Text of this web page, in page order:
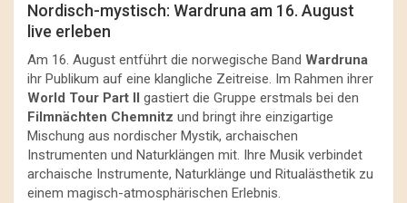
Nordisch-mystisch: Wardruna am 16. August
live erleben
Am 16. August entführt die norwegische Band Wardruna
ihr Publikum auf eine klangliche Zeitreise. Im Rahmen ihrer
World Tour Part II gastiert die Gruppe erstmals bei den
Filmnächten Chemnitz und bringt ihre einzigartige
Mischung aus nordischer Mystik, archaischen
Instrumenten und Naturklängen mit. Ihre Musik verbindet
archaische Instrumente, Naturklänge und Ritualästhetik zu
einem magisch-atmosphärischen Erlebnis.